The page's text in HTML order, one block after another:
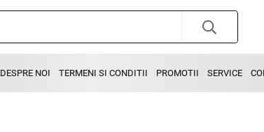
DESPRE NOI TERMENI SI CONDITII PROMOTII SERVICE